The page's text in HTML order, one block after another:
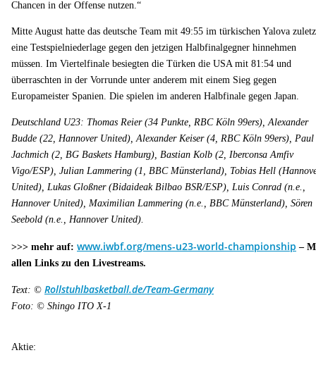
Chancen in der Offense nutzen.“
Mitte August hatte das deutsche Team mit 49:55 im türkischen Yalova
eine Testspielniederlage gegen den jetzigen Halbfinalgegner hinnehmen
müssen. Im Viertelfinale besiegten die Türken die USA mit 81:54 und
überraschten in der Vorrunde unter anderem mit einem Sieg gegen
Europameister Spanien. Die spielen im anderen Halbfinale gegen Japan.
Deutschland U23: Thomas Reier (34 Punkte, RBC Köln 99ers), Alexander
Budde (22, Hannover United), Alexander Keiser (4, RBC Köln 99ers), Paul
Jachmich (2, BG Baskets Hamburg), Bastian Kolb (2, Iberconsa Amfiv
Vigo/ESP), Julian Lammering (1, BBC Münsterland), Tobias Hell
United), Lukas Gloßner (Bidaideak Bilbao BSR/ESP), Luis Conrad (n.e.,
Hannover United), Maximilian Lammering (n.e., BBC Münsterland), Sören
Seebold (n.e., Hannover United).
>>> mehr auf: www.iwbf.org/mens-u23-world-championship –
allen Links zu den Livestreams.
Text: © Rollstuhlbasketball.de/Team-Germany
Foto: © Shingo ITO X-1
Aktie: